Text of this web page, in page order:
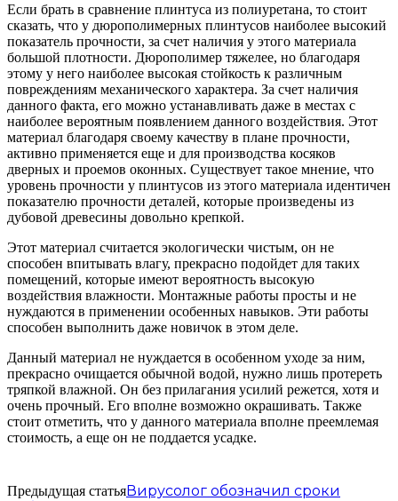
Если брать в сравнение плинтуса из полиуретана, то стоит
сказать, что у дюрополимерных плинтусов наиболее высокий
показатель прочности, за счет наличия у этого материала
большой плотности. Дюрополимер тяжелее, но благодаря
этому у него наиболее высокая стойкость к различным
повреждениям механического характера. За счет наличия
данного факта, его можно устанавливать даже в местах с
наиболее вероятным появлением данного воздействия. Этот
материал благодаря своему качеству в плане прочности,
активно применяется еще и для производства косяков
дверных и проемов оконных. Существует такое мнение, что
уровень прочности у плинтусов из этого материала идентичен
показателю прочности деталей, которые произведены из
дубовой древесины довольно крепкой.
Этот материал считается экологически чистым, он не
способен впитывать влагу, прекрасно подойдет для таких
помещений, которые имеют вероятность высокую
воздействия влажности. Монтажные работы просты и не
нуждаются в применении особенных навыков. Эти работы
способен выполнить даже новичок в этом деле.
Данный материал не нуждается в особенном уходе за ним,
прекрасно очищается обычной водой, нужно лишь протереть
тряпкой влажной. Он без прилагания усилий режется, хотя и
очень прочный. Его вполне возможно окрашивать. Также
стоит отметить, что у данного материала вполне преемлемая
стоимость, а еще он не поддается усадке.
Предыдущая статьяВирусолог обозначил сроки